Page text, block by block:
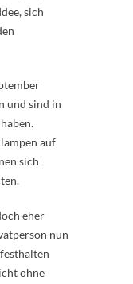
sich
und sind in
auf
sich
eher
nun
ohne